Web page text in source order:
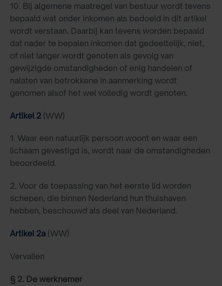
10. Bij algemene maatregel van bestuur wordt tevens
bepaald wat onder inkomen als bedoeld in dit artikel
wordt verstaan. Daarbij kan tevens worden bepaald
dat nader te bepalen inkomen dat gedeeltelijk, niet,
of niet langer wordt genoten als gevolg van
gewijzigde omstandigheden of enig handelen of
nalaten van betrokkene in aanmerking wordt
genomen alsof het wel volledig wordt genoten.
Artikel 2 (WW)
1. Waar een natuurlijk persoon woont en waar een
lichaam gevestigd is, wordt naar de omstandigheden
beoordeeld.
2. Voor de toepassing van het eerste lid worden
schepen, die binnen Nederland hun thuishaven
hebben, beschouwd als deel van Nederland.
Artikel 2a (WW)
Vervallen
§ 2. De werknemer